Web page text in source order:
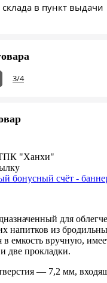
склада в пункт выдачи
3/4
"Ханхи"
для
напитков из
в емкость вручную,
две прокладки.
— 7,2 мм,